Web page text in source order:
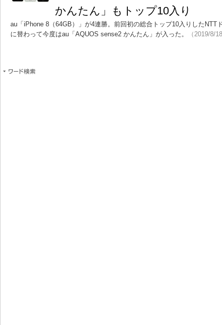
かんたん」もトップ10入り
au「iPhone 8（64GB）」が4連勝。前回初の総合トップ10入りしたNTT
に替わって今度はau「AQUOS sense2 かんたん」が入った。
（2019/8/